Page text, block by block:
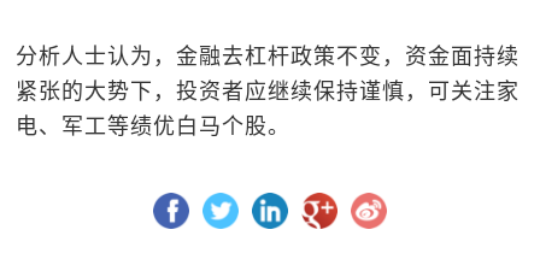
分析人士认为，金融去杠杆政策不变，资金面持续
紧张的大势下，投资者应继续保持谨慎，可关注家
电、军工等绩优白马个股。